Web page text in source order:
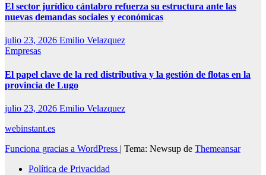
El sector jurídico cántabro refuerza su estructura ante las
nuevas demandas sociales y económicas
julio 23, 2026 Emilio Velazquez
Empresas
El papel clave de la red distributiva y la gestión de flotas en la
provincia de Lugo
julio 23, 2026 Emilio Velazquez
webinstant.es
Funciona gracias a WordPress | Tema: Newsup de Themeansar
Política de Privacidad